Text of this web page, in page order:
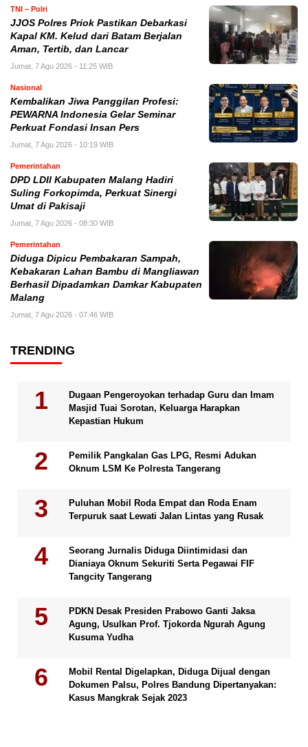
TNI – Polri
JJOS Polres Priok Pastikan Debarkasi
Kapal KM. Kelud dari Batam Berjalan
Aman, Tertib, dan Lancar
Jumat, 7 Agu 2026 - 11:25 WIB
Nasional
Kembalikan Jiwa Panggilan Profesi:
PEWARNA Indonesia Gelar Seminar
Perkuat Fondasi Insan Pers
Jumat, 7 Agu 2026 - 10:19 WIB
Pemerintahan
DPD LDII Kabupaten Malang Hadiri
Suling Forkopimda, Perkuat Sinergi
Umat di Pakisaji
Jumat, 7 Agu 2026 - 08:30 WIB
Pemerintahan
Diduga Dipicu Pembakaran Sampah,
Kebakaran Lahan Bambu di Mangliawan
Berhasil Dipadamkan Damkar Kabupaten
Malang
Jumat, 7 Agu 2026 - 07:46 WIB
TRENDING
Dugaan Pengeroyokan terhadap Guru dan Imam
Masjid Tuai Sorotan, Keluarga Harapkan
Kepastian Hukum
Pemilik Pangkalan Gas LPG, Resmi Adukan
Oknum LSM Ke Polresta Tangerang
Puluhan Mobil Roda Empat dan Roda Enam
Terpuruk saat Lewati Jalan Lintas yang Rusak
Seorang Jurnalis Diduga Diintimidasi dan
Dianiaya Oknum Sekuriti Serta Pegawai FIF
Tangcity Tangerang
PDKN Desak Presiden Prabowo Ganti Jaksa
Agung, Usulkan Prof. Tjokorda Ngurah Agung
Kusuma Yudha
Mobil Rental Digelapkan, Diduga Dijual dengan
Dokumen Palsu, Polres Bandung Dipertanyakan:
Kasus Mangkrak Sejak 2023